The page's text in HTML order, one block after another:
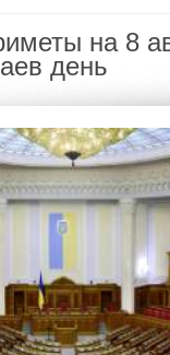
на 8
день